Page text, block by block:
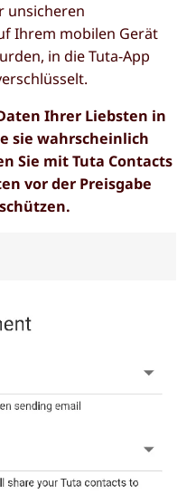
unsicheren
Ihrem mobilen Gerät
in die Tuta-App
Ihrer Liebsten in
sie wahrscheinlich
Sie mit Tuta Contacts
vor der Preisgabe